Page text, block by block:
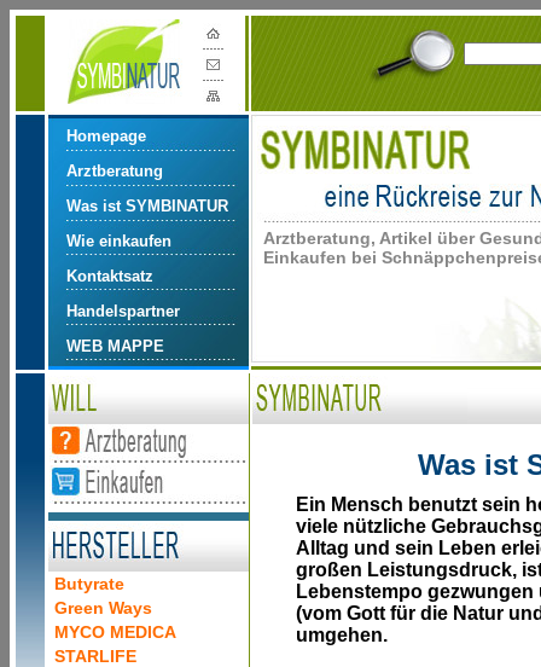
Homepage
Arztberatung
Was ist SYMBINATUR
Wie einkaufen
Kontaktsatz
Handelspartner
WEB MAPPE
Arztberatung, Artikel über
Einkaufen bei
Was ist
Ein Mensch benutzt sein
viele nützliche
Alltag und sein Leben
großen Leistungsdruck,
Lebenstempo
(vom Gott für die Natur
umgehen.
Butyrate
Green Ways
MYCO MEDICA
STARLIFE